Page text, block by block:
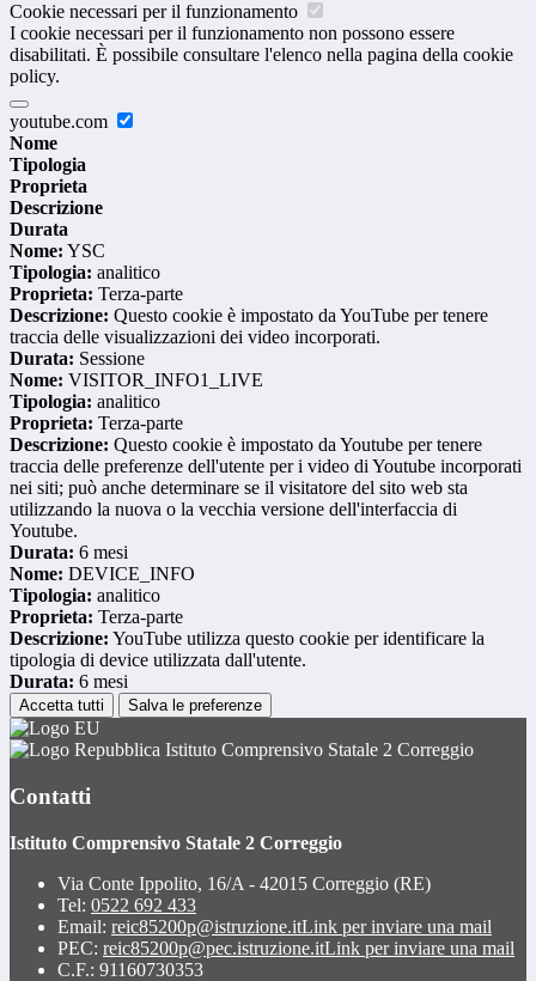
Cookie necessari per il funzionamento
I cookie necessari per il funzionamento non possono essere
disabilitati. È possibile consultare l'elenco nella pagina della cookie
policy.
youtube.com
Nome
Tipologia
Proprieta
Descrizione
Durata
Nome: YSC
Tipologia: analitico
Proprieta: Terza-parte
Descrizione: Questo cookie è impostato da YouTube per tenere
traccia delle visualizzazioni dei video incorporati.
Durata: Sessione
Nome: VISITOR_INFO1_LIVE
Tipologia: analitico
Proprieta: Terza-parte
Descrizione: Questo cookie è impostato da Youtube per tenere
traccia delle preferenze dell'utente per i video di Youtube incorporati
nei siti; può anche determinare se il visitatore del sito web sta
utilizzando la nuova o la vecchia versione dell'interfaccia di
Youtube.
Durata: 6 mesi
Nome: DEVICE_INFO
Tipologia: analitico
Proprieta: Terza-parte
Descrizione: YouTube utilizza questo cookie per identificare la
tipologia di device utilizzata dall'utente.
Durata: 6 mesi
Accetta tutti Salva le preferenze
Istituto Comprensivo Statale 2 Correggio
Contatti
Istituto Comprensivo Statale 2 Correggio
Via Conte Ippolito, 16/A - 42015 Correggio (RE)
Tel: 0522 692 433
Email: reic85200p@istruzione.itLink per inviare una mail
PEC: reic85200p@pec.istruzione.itLink per inviare una mail
C.F.: 91160730353